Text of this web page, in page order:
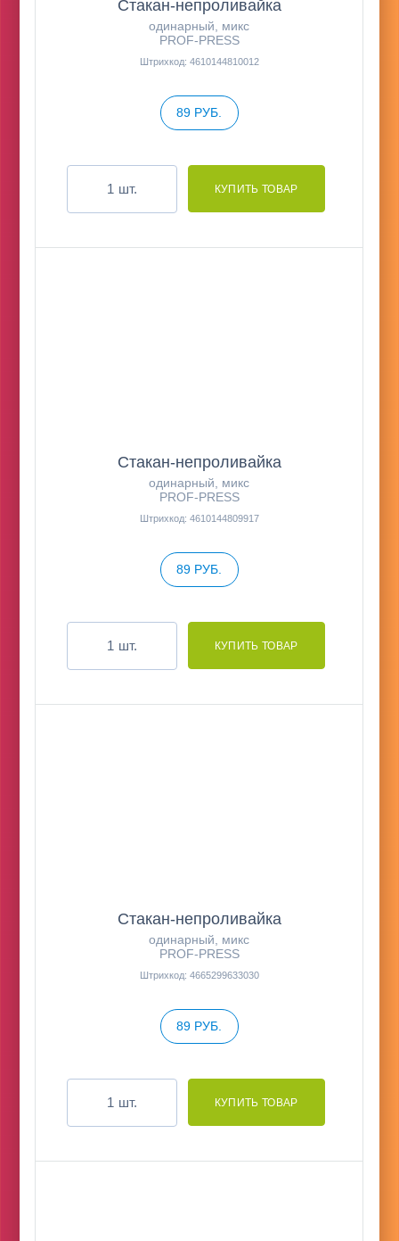
Стакан-непроливайка
одинарный, микс
PROF-PRESS
Штрихкод: 4610144810012
89 РУБ.
шт.
Стакан-непроливайка
одинарный, микс
PROF-PRESS
Штрихкод: 4610144809917
89 РУБ.
шт.
Стакан-непроливайка
одинарный, микс
PROF-PRESS
Штрихкод: 4665299633030
89 РУБ.
шт.